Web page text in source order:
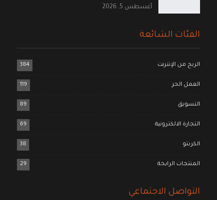
أغسطس 5, 2026
الفئات الشائعة
الربح من الإنترنت 384
العمل الحر 119
التسويق 89
التجارة الالكترونية 69
الكربتو 38
المنتجات الرابحة 29
التواصل الاجتماعي